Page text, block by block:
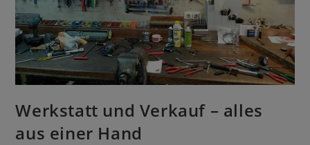
Werkstatt und Verkauf – alles
aus einer Hand